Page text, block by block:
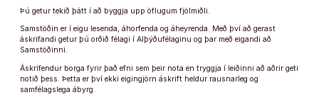
Þú getur tekið þátt í að byggja upp öflugum fjölmiðli.
Samstöðin er í eigu lesenda, áhorfenda og áheyrenda. Með því að gerast
áskrifandi getur þú orðið félagi í Alþýðufélaginu og þar með eigandi að
Samstöðinni.
Áskrifendur borga fyrir það efni sem þeir nota en tryggja í leiðinni að aðrir geti
notið þess. Þetta er því ekki eigingjörn áskrift heldur rausnarleg og
samfélagslega ábyrg.